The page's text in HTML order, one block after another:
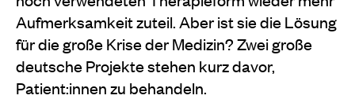
Aufmerksamkeit zuteil. Aber ist sie die Lösung
für die große Krise der Medizin? Zwei große
deutsche Projekte stehen kurz davor,
Patient:innen zu behandeln.